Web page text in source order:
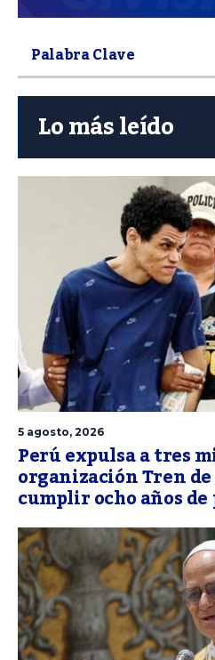
Lo más leído
5 agosto, 2026
Perú expulsa a tres
organización Tren
cumplir ocho años